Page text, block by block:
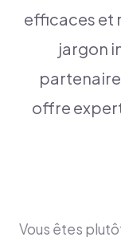
efficaces et
jargon
partenaire
offre
Vous êtes